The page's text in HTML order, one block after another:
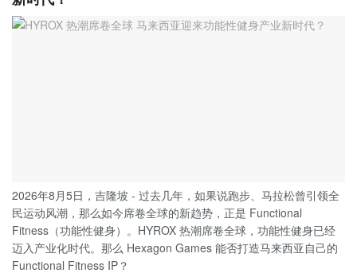
2026年8月5日，吉隆坡 - 过去几年，如果说跑步、马拉松曾引领全
民运动风潮，那么如今席卷全球的新趋势，正是 Functional
Fitness（功能性健身）。HYROX 热潮席卷全球，功能性健身已经
迈入产业化时代。那么 Hexagon Games 能否打造马来西亚自己的
Functional Fitness IP？